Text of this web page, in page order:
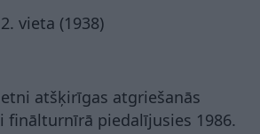
vieta (1938)
atšķirīgas atgriešanās
finālturnīrā piedalījusies 1986.